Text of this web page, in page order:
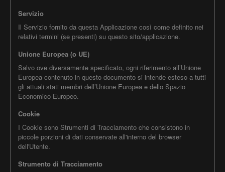
Servizio
Il Servizio fornito da questa Applicazione così come definito nei
relativi termini (se presenti) su questo sito/applicazione.
Unione Europea (o UE)
Salvo ove diversamente specificato, ogni riferimento all’Unione
Europea contenuto in questo documento si intende esteso a tutti
gli attuali stati membri dell’Unione Europea e dello Spazio
Economico Europeo.
Cookie
I Cookie sono Strumenti di Tracciamento che consistono in
piccole porzioni di dati conservate all'interno del browser
dell'Utente.
Strumento di Tracciamento